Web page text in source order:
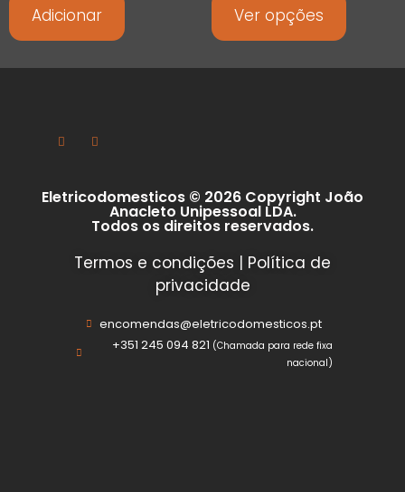
Adicionar Ver opções
Eletricodomesticos © 2026 Copyright João
Anacleto Unipessoal LDA.
Todos os direitos reservados.
Termos e condições | Política de
privacidade
encomendas@eletricodomesticos.pt
+351 245 094 821 (Chamada para rede fixa
nacional)